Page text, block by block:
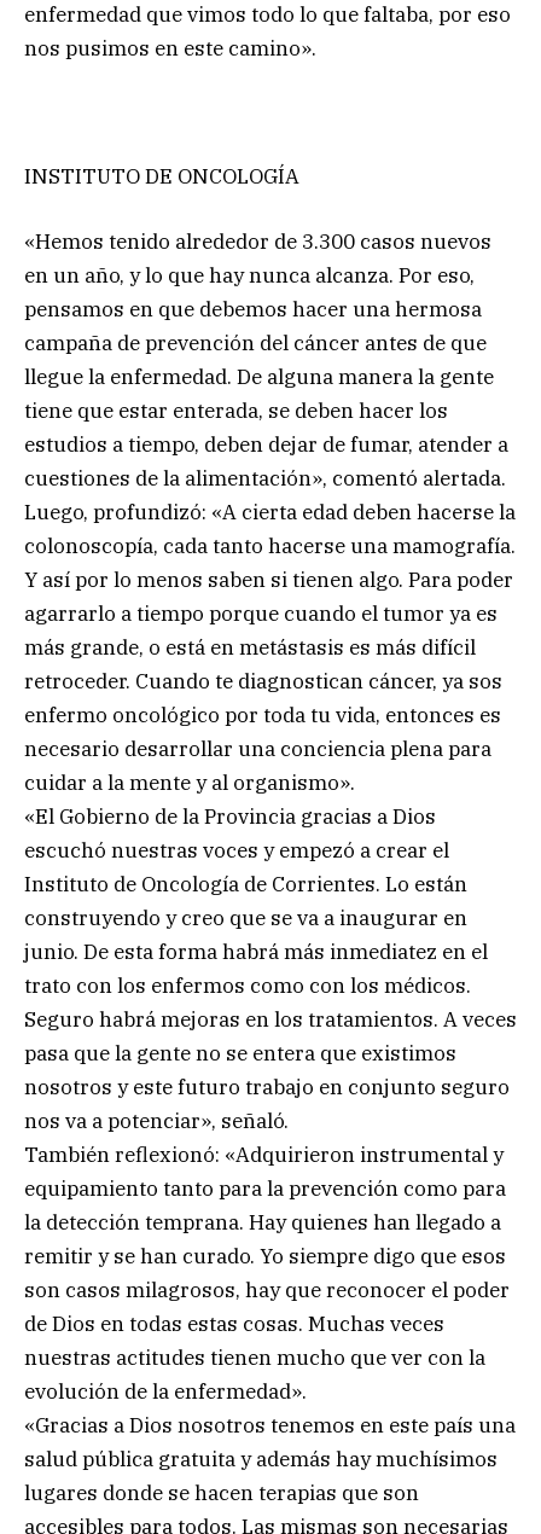
enfermedad que vimos todo lo que faltaba, por eso
nos pusimos en este camino».
INSTITUTO DE ONCOLOGÍA
«Hemos tenido alrededor de 3.300 casos nuevos
en un año, y lo que hay nunca alcanza. Por eso,
pensamos en que debemos hacer una hermosa
campaña de prevención del cáncer antes de que
llegue la enfermedad. De alguna manera la gente
tiene que estar enterada, se deben hacer los
estudios a tiempo, deben dejar de fumar, atender a
cuestiones de la alimentación», comentó alertada.
Luego, profundizó: «A cierta edad deben hacerse la
colonoscopía, cada tanto hacerse una mamografía.
Y así por lo menos saben si tienen algo. Para poder
agarrarlo a tiempo porque cuando el tumor ya es
más grande, o está en metástasis es más difícil
retroceder. Cuando te diagnostican cáncer, ya sos
enfermo oncológico por toda tu vida, entonces es
necesario desarrollar una conciencia plena para
cuidar a la mente y al organismo».
«El Gobierno de la Provincia gracias a Dios
escuchó nuestras voces y empezó a crear el
Instituto de Oncología de Corrientes. Lo están
construyendo y creo que se va a inaugurar en
junio. De esta forma habrá más inmediatez en el
trato con los enfermos como con los médicos.
Seguro habrá mejoras en los tratamientos. A veces
pasa que la gente no se entera que existimos
nosotros y este futuro trabajo en conjunto seguro
nos va a potenciar», señaló.
También reflexionó: «Adquirieron instrumental y
equipamiento tanto para la prevención como para
la detección temprana. Hay quienes han llegado a
remitir y se han curado. Yo siempre digo que esos
son casos milagrosos, hay que reconocer el poder
de Dios en todas estas cosas. Muchas veces
nuestras actitudes tienen mucho que ver con la
evolución de la enfermedad».
«Gracias a Dios nosotros tenemos en este país una
salud pública gratuita y además hay muchísimos
lugares donde se hacen terapias que son
accesibles para todos. Las mismas son necesarias